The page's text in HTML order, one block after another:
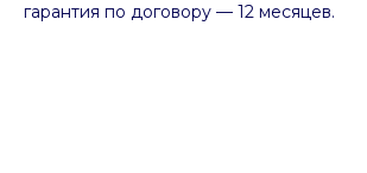
гарантия по договору — 12 месяцев.